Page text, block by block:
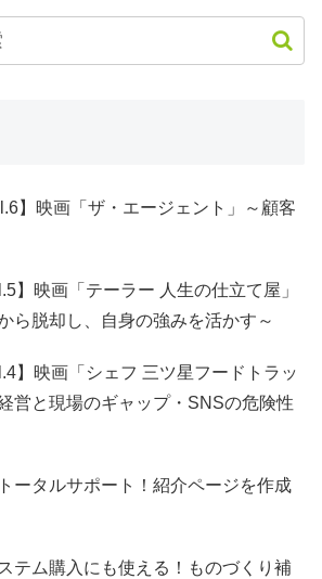
】映画「ザ・エージェント」～顧客
】映画「テーラー 人生の仕立て屋」
ら脱却し、自身の強みを活かす～
】映画「シェフ 三ツ星フードトラッ
営と現場のギャップ・SNSの危険性
ータルサポート！紹介ページを作成
テム購入にも使える！ものづくり補